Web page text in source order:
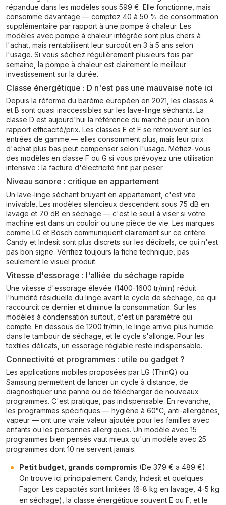
répandue dans les modèles sous 599 €. Elle fonctionne, mais
consomme davantage — comptez 40 à 50 % de consommation
supplémentaire par rapport à une pompe à chaleur. Les
modèles avec pompe à chaleur intégrée sont plus chers à
l'achat, mais rentabilisent leur surcoût en 3 à 5 ans selon
l'usage. Si vous séchez régulièrement plusieurs fois par
semaine, la pompe à chaleur est clairement le meilleur
investissement sur la durée.
Classe énergétique : D n'est pas une mauvaise note ici
Depuis la réforme du barème européen en 2021, les classes A
et B sont quasi inaccessibles sur les lave-linge séchants. La
classe D est aujourd'hui la référence du marché pour un bon
rapport efficacité/prix. Les classes E et F se retrouvent sur les
entrées de gamme — elles consomment plus, mais leur prix
d'achat plus bas peut compenser selon l'usage. Méfiez-vous
des modèles en classe F ou G si vous prévoyez une utilisation
intensive : la facture d'électricité finit par peser.
Niveau sonore : critique en appartement
Un lave-linge séchant bruyant en appartement, c'est vite
invivable. Les modèles silencieux descendent sous 75 dB en
lavage et 70 dB en séchage — c'est le seuil à viser si votre
machine est dans un couloir ou une pièce de vie. Les marques
comme LG et Bosch communiquent clairement sur ce critère.
Candy et Indesit sont plus discrets sur les décibels, ce qui n'est
pas bon signe. Vérifiez toujours la fiche technique, pas
seulement le visuel produit.
Vitesse d'essorage : l'alliée du séchage rapide
Une vitesse d'essorage élevée (1400-1600 tr/min) réduit
l'humidité résiduelle du linge avant le cycle de séchage, ce qui
raccourcit ce dernier et diminue la consommation. Sur les
modèles à condensation surtout, c'est un paramètre qui
compte. En dessous de 1200 tr/min, le linge arrive plus humide
dans le tambour de séchage, et le cycle s'allonge. Pour les
textiles délicats, un essorage réglable reste indispensable.
Connectivité et programmes : utile ou gadget ?
Les applications mobiles proposées par LG (ThinQ) ou
Samsung permettent de lancer un cycle à distance, de
diagnostiquer une panne ou de télécharger de nouveaux
programmes. C'est pratique, pas indispensable. En revanche,
les programmes spécifiques — hygiène à 60°C, anti-allergènes,
vapeur — ont une vraie valeur ajoutée pour les familles avec
enfants ou les personnes allergiques. Un modèle avec 15
programmes bien pensés vaut mieux qu'un modèle avec 25
programmes dont 10 ne servent jamais.
Petit budget, grands compromis (De 379 € a 489 €) :
On trouve ici principalement Candy, Indesit et quelques
Fagor. Les capacités sont limitées (6-8 kg en lavage, 4-5 kg
en séchage), la classe énergétique souvent E ou F, et le